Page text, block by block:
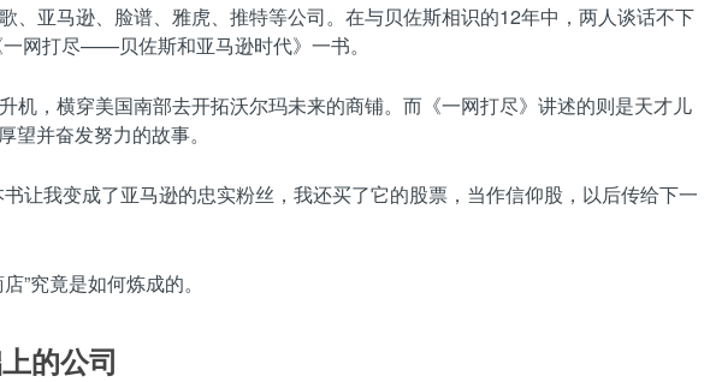
亚马逊、脸谱、雅虎、推特等公司。在与贝佐斯相识的12年中，两人谈话不下
网打尽——贝佐斯和亚马逊时代》一书。
，横穿美国南部去开拓沃尔玛未来的商铺。而《一网打尽》讲述的则是天才儿
并奋发努力的故事。
让我变成了亚马逊的忠实粉丝，我还买了它的股票，当作信仰股，以后传给下一
”究竟是如何炼成的。
的公司